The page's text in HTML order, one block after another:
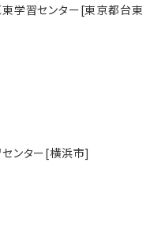
学習センター[東京都台東
ンター[横浜市]